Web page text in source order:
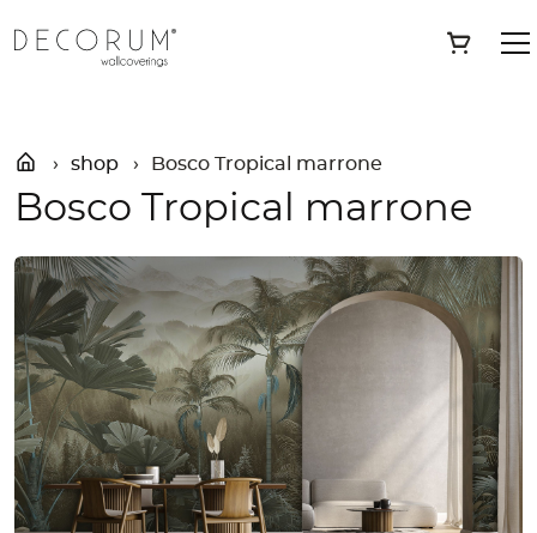
shop Bosco Tropical marrone
Save
Bosco Tropical marrone